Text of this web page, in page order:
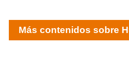
Más contenidos sobre